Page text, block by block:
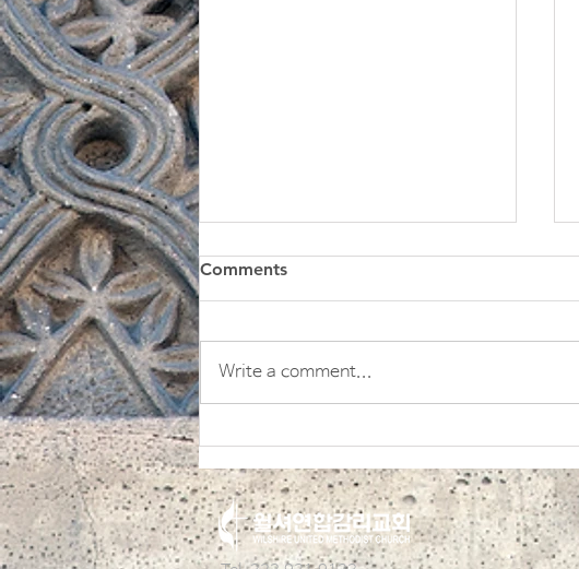
창세기 3장: 하나님의 자기 제
한
Comments
Write a comment...